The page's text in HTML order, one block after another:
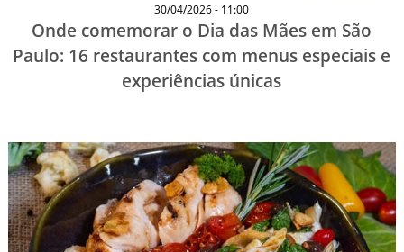
30/04/2026 - 11:00
Onde comemorar o Dia das Mães em São
Paulo: 16 restaurantes com menus especiais e
experiências únicas